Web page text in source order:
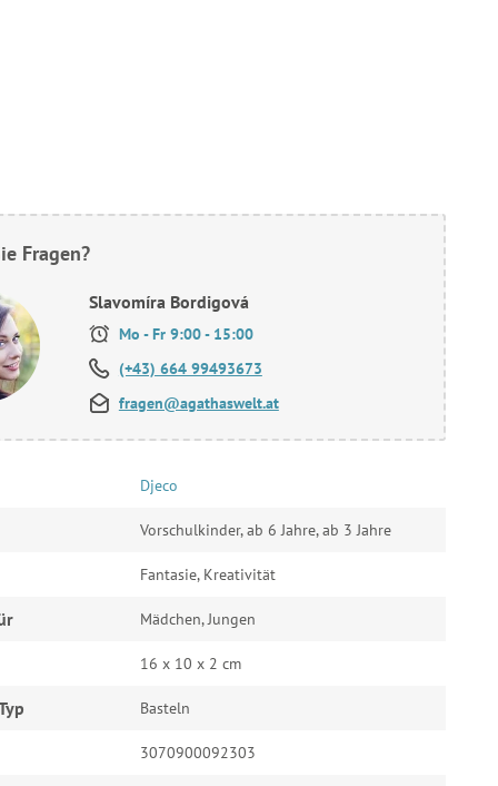
Fragen?
Slavomíra Bordigová
Mo - Fr 9:00 - 15:00
(+43) 664 99493673
fragen@agathaswelt.at
Djeco
Vorschulkinder, ab 6 Jahre, ab 3 Jahre
Fantasie, Kreativität
Mädchen, Jungen
16 x 10 x 2 cm
Basteln
3070900092303